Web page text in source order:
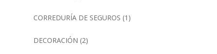
CORREDURÍA DE SEGUROS (1)
DECORACIÓN (2)